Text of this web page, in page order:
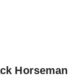
Horseman